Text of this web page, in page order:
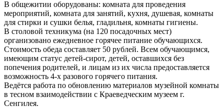
В общежитии оборудованы: комната для проведения
мероприятий, комната для занятий, кухня, душевая, комнаты
для стирки и сушки белья, гладильня, комнаты гигиены.
В столовой техникума (на 120 посадочных мест)
организовано ежедневное горячее питание обучающихся.
Стоимость обеда составляет 50 рублей. Всем обучающимся,
имеющим статус детей-сирот, детей, оставшихся без
попечения родителей, и лицам из их числа предоставляется
возможность 4-х разового горячего питания.
Ведётся работа по обновлению материалов музейной комнаты
в тесном взаимодействии с Краеведческим музеем г.
Сенгилея.